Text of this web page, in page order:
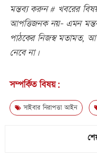
মন্তব্য করুন # খবরের
আপত্তিজনক নয়- এমন
পাঠকের নিজস্ব মতামত,
নেবে না।
সম্পর্কিত বিষয়:
সাইবার নিরাপত্তা আইন